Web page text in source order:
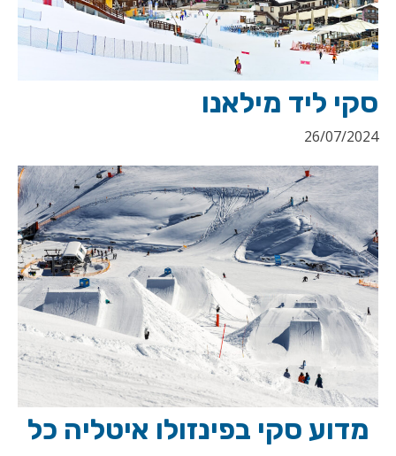
סקי ליד מילאנו
26/07/2024
מדוע סקי בפינזולו איטליה כל